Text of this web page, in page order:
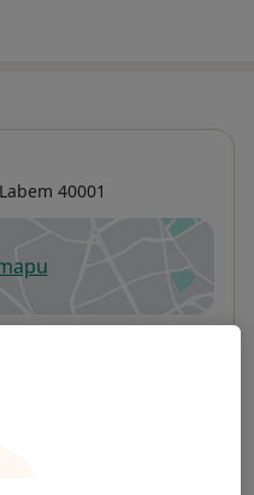
40001
otevře v nové záložce
pacienty na pojišťovnu